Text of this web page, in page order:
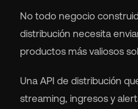
No todo negocio
distribución necesita
productos más valiosos
Una API de distribución
streaming, ingresos y